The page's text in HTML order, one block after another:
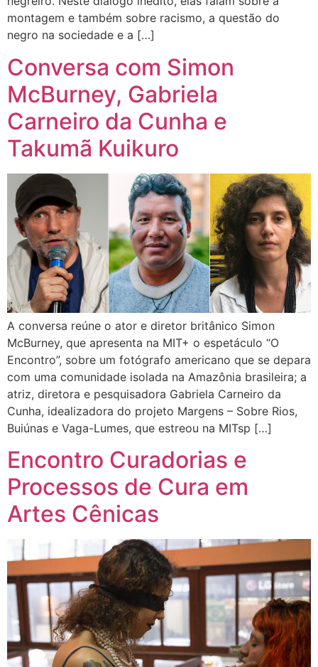
montagem e também sobre racismo, a questão do
negro na sociedade e a […]
Conversa com Simon
McBurney, Gabriela
Carneiro da Cunha e
Takumã Kuikuro
A conversa reúne o ator e diretor britânico Simon
McBurney, que apresenta na MIT+ o espetáculo “O
Encontro”, sobre um fotógrafo americano que se depara
com uma comunidade isolada na Amazônia brasileira; a
atriz, diretora e pesquisadora Gabriela Carneiro da
Cunha, idealizadora do projeto Margens – Sobre Rios,
Buiúnas e Vaga-Lumes, que estreou na MITsp […]
Encontro Curadorias e
Processos de Cura em
Artes Cênicas